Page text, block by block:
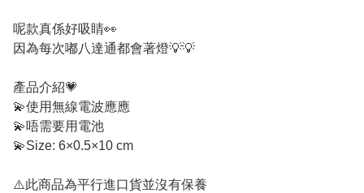
呢款真係好吸睛👀
因為每次嘟八達通都會著燈💡💡
產品介紹💗
💫使用無線電波應應
💫唔需要用電池
💫Size: 6×0.5×10 cm
⚠️此商品為平行進口貨並沒有保養